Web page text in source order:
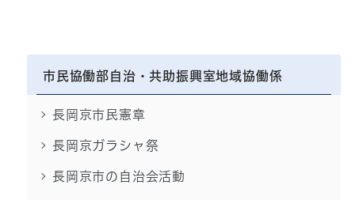
市民協働部自治・共助振興室地域協働係
長岡京市民憲章
長岡京ガラシャ祭
長岡京市の自治会活動